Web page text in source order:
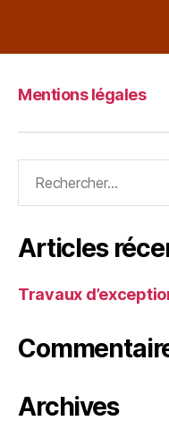
Mentions légales
Articles
Travaux
Archives